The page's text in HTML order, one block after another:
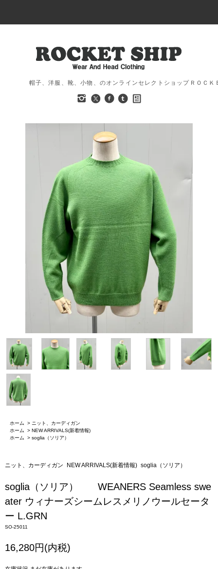
帽子、洋服、靴、小物、のオンラインセレクトショップＲＯＣ
ホーム > ニット、カーディガン
ホーム
> NEW ARRIVALS(新着情報)
ホーム
> soglia（ソリア）
ニット、カーディガン NEW ARRIVALS(新着情報) soglia（ソリア）
soglia（ソリア） WEANERS Seamless swe
ater ウィナーズシームレスメリノウールセータ
ー L.GRN
SO-25011
16,280円(内税)